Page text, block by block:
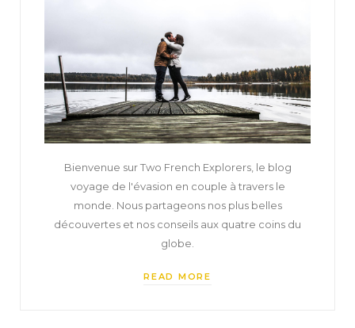
Bienvenue sur Two French Explorers, le blog
voyage de l'évasion en couple à travers le
monde. Nous partageons nos plus belles
découvertes et nos conseils aux quatre coins du
globe.
READ MORE